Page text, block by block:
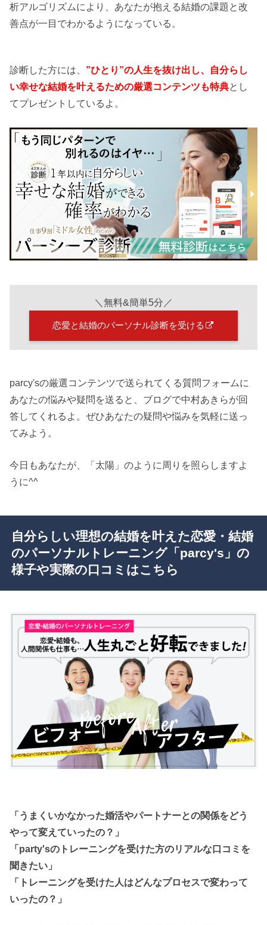
析アルゴリズムにより、あなたが抱える結婚の課題と改
善点が一目でわかるようになっている。
診断した方には、 ”ひとり”の人生を抜け出し、自分らし
い幸せな結婚を叶えるための厳選コンテンツも特典とし
てプレゼントしているよ。
＼無料&簡単5分／
恋愛と結婚のパーソナル診断を受ける
parcy'sの厳選コンテンツで送られてくる質問フォームに
あなたの悩みや疑問を送ると、ブログで中村あきらが回
答してくれるよ。ぜひあなたの疑問や悩みを気軽に送っ
てみよう。
今日もあなたが、「太陽」のように周りを照らしますよ
うに^^
自分らしい理想の結婚を叶えた恋愛・結婚
のパーソナルトレーニング「parcy's」の
様子や実際の口コミはこちら
「うまくいかなかった婚活やパートナーとの関係をどう
やって変えていったの？」
「party'sのトレーニングを受けた方のリアルな口コミを
聞きたい」
「トレーニングを受けた人はどんなプロセスで変わって
いったの？」